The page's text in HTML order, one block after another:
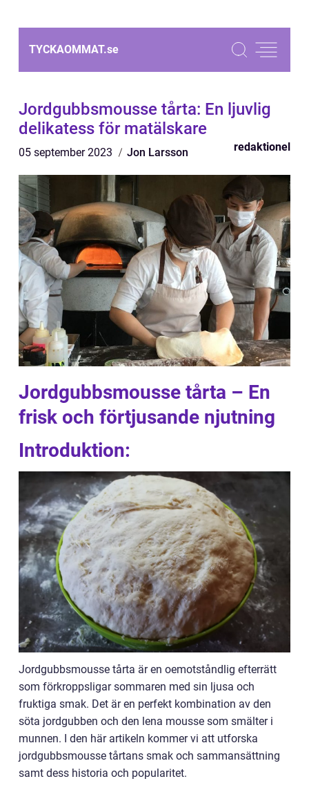
TYCKAOMMAT.se
Jordgubbsmousse tårta: En ljuvlig
delikatess för matälskare
05 september 2023 Jon Larsson redaktionel
Jordgubbsmousse tårta – En
frisk och förtjusande njutning
Introduktion:
Jordgubbsmousse tårta är en oemotståndlig efterrätt
som förkroppsligar sommaren med sin ljusa och
fruktiga smak. Det är en perfekt kombination av den
söta jordgubben och den lena mousse som smälter i
munnen. I den här artikeln kommer vi att utforska
jordgubbsmousse tårtans smak och sammansättning
samt dess historia och popularitet.